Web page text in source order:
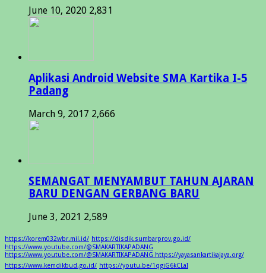
June 10, 2020 2,831
Aplikasi Android Website SMA Kartika I-5
Padang
March 9, 2017 2,666
SEMANGAT MENYAMBUT TAHUN AJARAN
BARU DENGAN GERBANG BARU
June 3, 2021 2,589
https://korem032wbr.mil.id/ https://disdik.sumbarprov.go.id/
https://www.youtube.com/@SMAKARTIKAPADANG
https://www.youtube.com/@SMAKARTIKAPADANG https://yayasankartikajaya.org/
https://www.kemdikbud.go.id/ https://youtu.be/1qgiG6kCLaI